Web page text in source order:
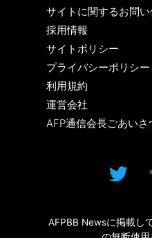
サイトに関するお問
採用情報
サイトポリシー
プライバシーポリシー
利用規約
運営会社
AFP通信会長ごあいさ
AFPBB Newsに掲載し